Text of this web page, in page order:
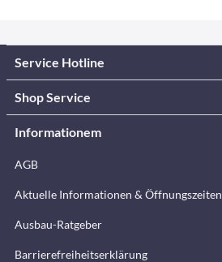
Service Hotline
Shop Service
Informationem
AGB
Aktuelle Informationen & Öffnungszeiten
Ausbau-Ratgeber
Barrierefreiheitserklärung